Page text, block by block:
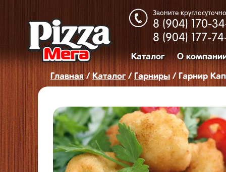
Звоните
8 (904) 170-
8 (904) 177-
Каталог О
Главная/ Каталог/ Гарниры / Гарнир